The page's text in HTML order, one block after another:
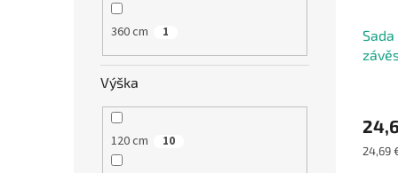
360 cm 1
Výška
120 cm 10
Měrná
24,69